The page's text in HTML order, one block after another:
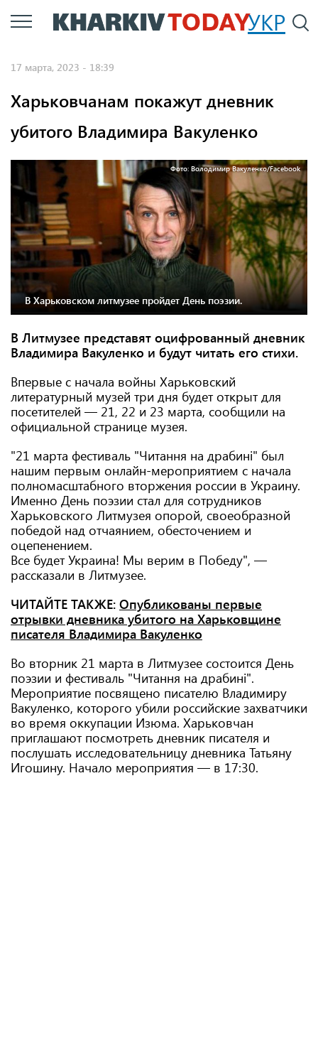
Перейти
к
УКР
17 марта, 2023 - 18:39
Харьковчанам покажут дневник
убитого Владимира Вакуленко
Фото: Володимир Вакуленко/Facebook
В Харьковском литмузее пройдет День поэзии.
В Литмузее представят оцифрованный дневник
Владимира Вакуленко и будут читать его стихи.
Впервые с начала войны Харьковский
литературный музей три дня будет открыт для
посетителей — 21, 22 и 23 марта, сообщили на
официальной странице музея.
"21 марта фестиваль "Читання на драбині" был
нашим первым онлайн-мероприятием с начала
полномасштабного вторжения россии в Украину.
Именно День поэзии стал для сотрудников
Харьковского Литмузея опорой, своеобразной
победой над отчаянием, обесточением и
оцепенением.
Все будет Украина! Мы верим в Победу", —
рассказали в Литмузее.
ЧИТАЙТЕ ТАКЖЕ: Опубликованы первые
отрывки дневника убитого на Харьковщине
писателя Владимира Вакуленко
Во вторник 21 марта в Литмузее состоится День
поэзии и фестиваль "Читання на драбині".
Мероприятие посвящено писателю Владимиру
Вакуленко, которого убили российские захватчики
во время оккупации Изюма. Харьковчан
приглашают посмотреть дневник писателя и
послушать исследовательницу дневника Татьяну
Игошину. Начало мероприятия — в 17:30.